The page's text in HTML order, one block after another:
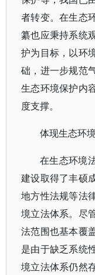
者转变。在生态
纂也应秉持系统
护为目标，以环
础，进一步规范
生态环境保护内
度支撑。
体现生态环
在生态环境
建设取得了丰硕
地方性法规等法
境立法体系。尽
法范围也基本覆
是由于缺乏系统
境立法体系仍然